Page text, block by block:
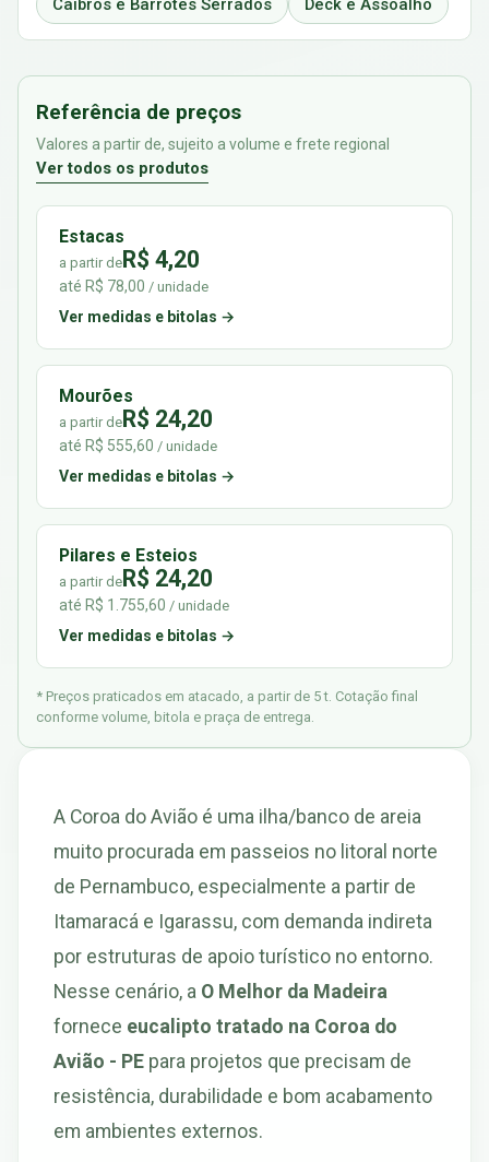
Caibros e Barrotes Serrados
Deck e Assoalho
Referência de preços
Valores a partir de, sujeito a volume e frete regional
Ver todos os produtos
Estacas
a partir deR$ 4,20
até R$ 78,00 / unidade
Ver medidas e bitolas →
Mourões
a partir deR$ 24,20
até R$ 555,60 / unidade
Ver medidas e bitolas →
Pilares e Esteios
a partir deR$ 24,20
até R$ 1.755,60 / unidade
Ver medidas e bitolas →
* Preços praticados em atacado, a partir de 5 t. Cotação final
conforme volume, bitola e praça de entrega.
A Coroa do Avião é uma ilha/banco de areia
muito procurada em passeios no litoral norte
de Pernambuco, especialmente a partir de
Itamaracá e Igarassu, com demanda indireta
por estruturas de apoio turístico no entorno.
Nesse cenário, a O Melhor da Madeira
fornece eucalipto tratado na Coroa do
Avião - PE para projetos que precisam de
resistência, durabilidade e bom acabamento
em ambientes externos.